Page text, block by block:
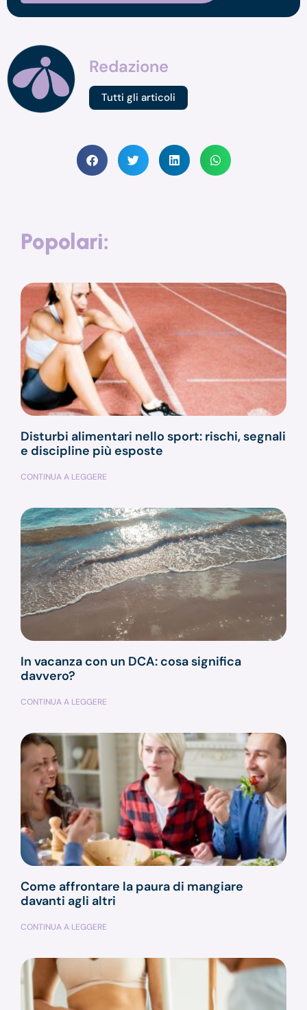
Redazione
Tutti gli articoli
Popolari:
Disturbi alimentari nello sport: rischi, segnali
e discipline più esposte
CONTINUA A LEGGERE
In vacanza con un DCA: cosa significa
davvero?
CONTINUA A LEGGERE
Come affrontare la paura di mangiare
davanti agli altri
CONTINUA A LEGGERE